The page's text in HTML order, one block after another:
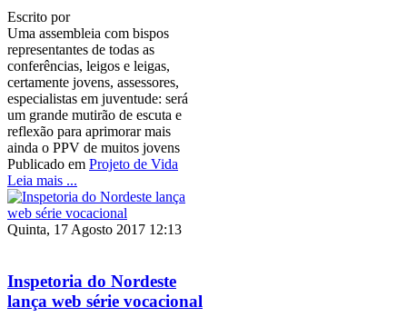
Escrito por
Uma assembleia com bispos
representantes de todas as
conferências, leigos e leigas,
certamente jovens, assessores,
especialistas em juventude: será
um grande mutirão de escuta e
reflexão para aprimorar mais
ainda o PPV de muitos jovens
Publicado em Projeto de Vida
Leia mais ...
Quinta, 17 Agosto 2017 12:13
Inspetoria do Nordeste
lança web série vocacional